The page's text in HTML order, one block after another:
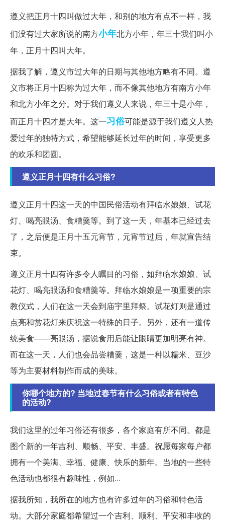
遵义把正月十四叫做过大年，和别的地方有点不一样，我
们没有过大家所说的南方小年北方小年，年三十我们叫小
年，正月十四叫大年。
据我了解，遵义市过大年的日期与其他地方略有不同。遵
义市将正月十四称为过大年，而不像其他地方有南方小年
和北方小年之分。对于我们遵义人来说，年三十是小年，
而正月十四才是大年。这一习俗可能是源于我们遵义人热
爱过年的独特方式，希望能够延长过年的时间，享受更多
的欢乐和团圆。
遵义正月十四有什么习俗?
遵义正月十四这一天的中国民俗活动有拜临水娘娘、试花
灯、喝亮眼汤、食糟羹等。到了这一天，年基本已经过去
了，之后便是正月十五元宵节，元宵节过后，年就宣告结
束。
遵义正月十四有许多令人瞩目的习俗，如拜临水娘娘、试
花灯、喝亮眼汤和食糟羹等。拜临水娘娘是一项重要的宗
教仪式，人们在这一天会到庙宇里拜祭。试花灯则是通过
点亮和赏花灯来庆祝这一特殊的日子。另外，还有一道传
统美食——亮眼汤，据说食用后能让眼睛更加明亮有神。
而在这一天，人们也会品尝糟羹，这是一种以糯米、豆沙
等为主要材料制作而成的美味。
你哪个地方的? 当地过春节有什么习俗或者有特色
的活动?
我们这里的过年习俗还有很多，各个家庭有所不同。都是
图个新的一年吉利、顺畅、平安、丰盛。祝愿每家每户都
拥有一个美满、幸福、健康、快乐的新年。当地的一些特
色活动也都很有趣味性，例如...
据我所知，我所在的地方也有许多过年的习俗和特色活
动。大部分家庭都希望过一个吉利、顺利、平安和丰收的